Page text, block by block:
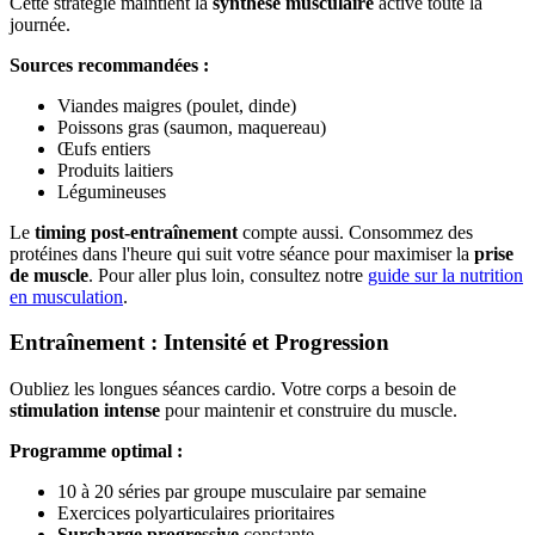
journée.
Sources recommandées :
Viandes maigres (poulet, dinde)
Poissons gras (saumon, maquereau)
Œufs entiers
Produits laitiers
Légumineuses
Le timing post-entraînement compte aussi. Consommez des
protéines dans l'heure qui suit votre séance pour maximiser la prise
de muscle. Pour aller plus loin, consultez notre guide sur la nutrition
en musculation.
Entraînement : Intensité et Progression
Oubliez les longues séances cardio. Votre corps a besoin de
stimulation intense pour maintenir et construire du muscle.
Programme optimal :
10 à 20 séries par groupe musculaire par semaine
Exercices polyarticulaires prioritaires